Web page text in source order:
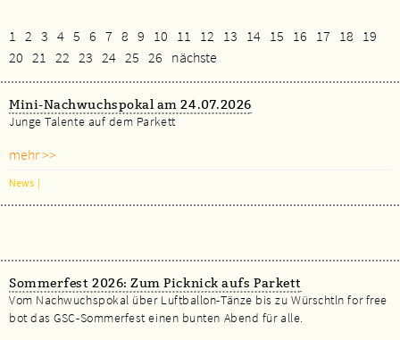
1 2 3 4 5 6 7 8 9 10 11 12 13 14 15 16 17 18
19
20 21 22 23 24 25 26 nächste
Mini-Nachwuchspokal am 24.07.2026
Junge Talente auf dem Parkett
mehr >>
News |
Sommerfest 2026: Zum Picknick aufs Parkett
Vom Nachwuchspokal über Luftballon-Tänze bis zu Würschtln for free
bot das GSC-Sommerfest einen bunten Abend für alle.